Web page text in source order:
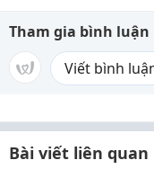
Tham gia bình luận
Bài viết liên quan